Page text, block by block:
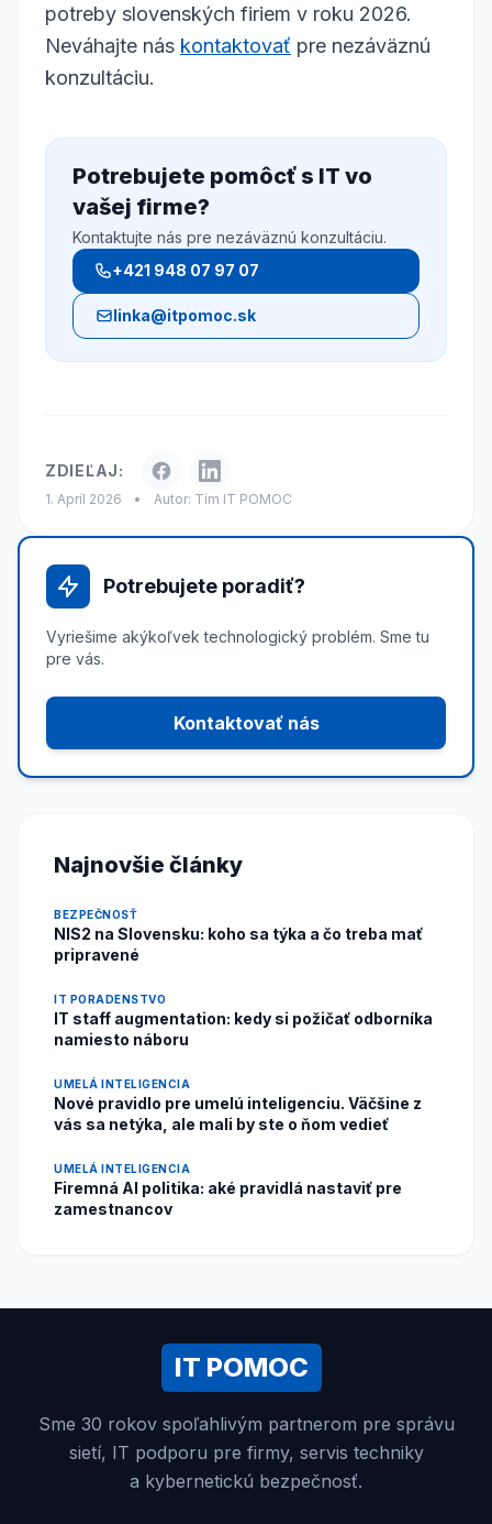
potreby slovenských firiem v roku 2026.
Neváhajte nás kontaktovať pre nezáväznú
konzultáciu.
Potrebujete pomôcť s IT vo
vašej firme?
Kontaktujte nás pre nezáväznú konzultáciu.
+421 948 07 97 07
linka@itpomoc.sk
ZDIEĽAJ:
1. Apríl 2026 • Autor: Tím IT POMOC
Potrebujete poradiť?
Vyriešime akýkoľvek technologický problém. Sme tu
pre vás.
Kontaktovať nás
Najnovšie články
BEZPEČNOSŤ
NIS2 na Slovensku: koho sa týka a čo treba mať
pripravené
IT PORADENSTVO
IT staff augmentation: kedy si požičať odborníka
namiesto náboru
UMELÁ INTELIGENCIA
Nové pravidlo pre umelú inteligenciu. Väčšine z
vás sa netýka, ale mali by ste o ňom vedieť
UMELÁ INTELIGENCIA
Firemná AI politika: aké pravidlá nastaviť pre
zamestnancov
IT POMOC
Sme 30 rokov spoľahlivým partnerom pre správu
sietí, IT podporu pre firmy, servis techniky
a kybernetickú bezpečnosť.